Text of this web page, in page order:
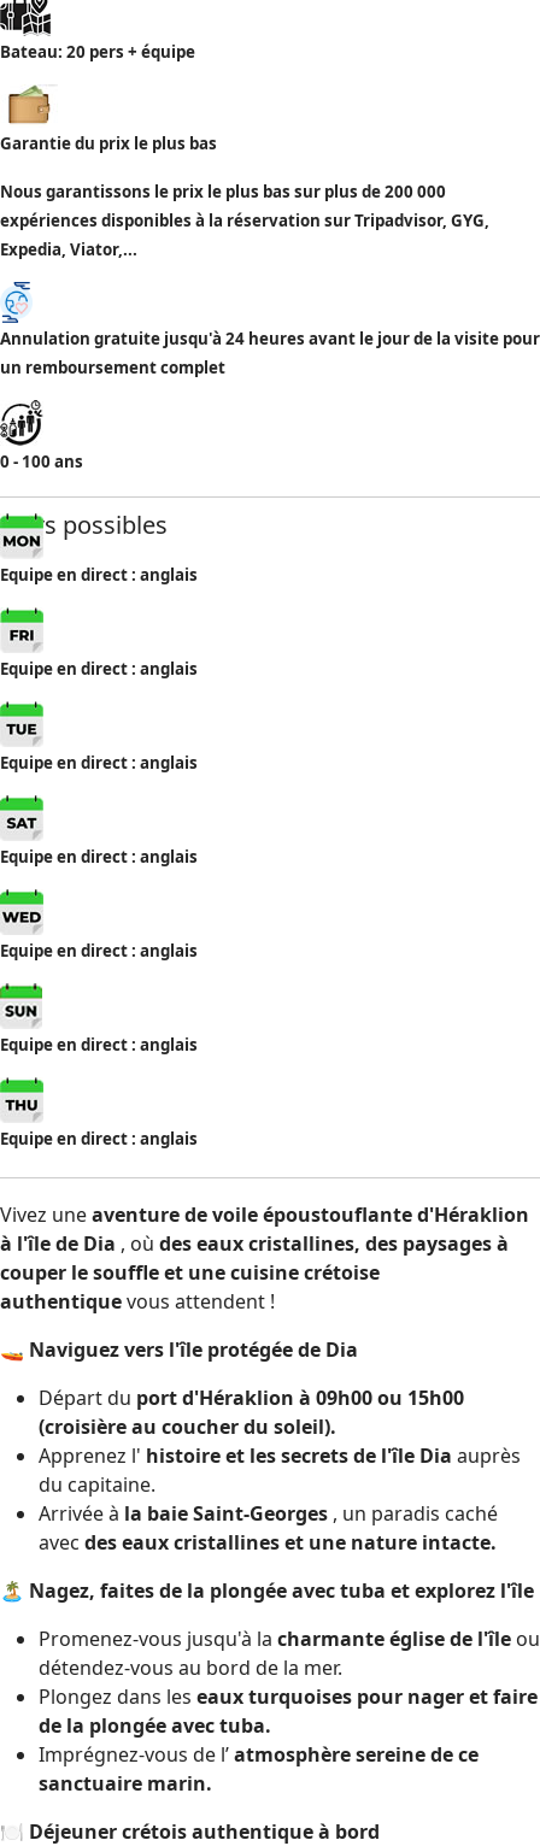
Bateau: 20 pers + équipe
Garantie du prix le plus bas
Nous garantissons le prix le plus bas sur plus de 200 000
expériences disponibles à la réservation sur Tripadvisor, GYG,
Expedia, Viator,...
Annulation gratuite jusqu'à 24 heures avant le jour de la visite pour
un remboursement complet
0 - 100 ans
Jours possibles
Equipe en direct : anglais
Equipe en direct : anglais
Equipe en direct : anglais
Equipe en direct : anglais
Equipe en direct : anglais
Equipe en direct : anglais
Equipe en direct : anglais
Vivez uneaventure de voile époustouflante d'Héraklion
à l'île de Dia , où des eaux cristallines, des paysages à
couper le souffle et une cuisine crétoise
authentiquevous attendent !
🚤 Naviguez vers l'île protégée de Dia
Départ du port d'Héraklion à 09h00 ou 15h00
(croisière au coucher du soleil).
Apprenez l' histoire et les secrets de l'île Dia auprès
du capitaine.
Arrivée à la baie Saint-Georges , un paradis caché
avec des eaux cristallines et une nature intacte.
🏝 Nagez, faites de la plongée avec tuba et explorez l'île
Promenez-vous jusqu'à la charmante église de l'île ou
détendez-vous au bord de la mer.
Plongez dans les eaux turquoises pour nager et faire
de la plongée avec tuba.
Imprégnez-vous de l’atmosphère sereine de ce
sanctuaire marin.
🍽 Déjeuner crétois authentique à bord